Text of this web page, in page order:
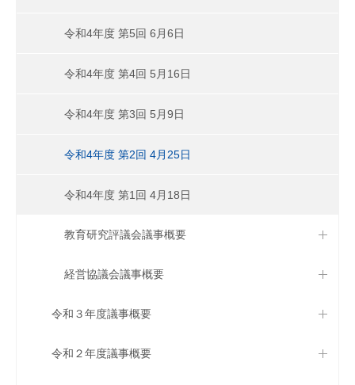
令和4年度 第5回 6月6日
令和4年度 第4回 5月16日
令和4年度 第3回 5月9日
令和4年度 第2回 4月25日
令和4年度 第1回 4月18日
教育研究評議会議事概要
経営協議会議事概要
令和３年度議事概要
令和２年度議事概要